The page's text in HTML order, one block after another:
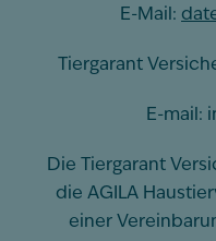
E-Mail:
Tiergarant
E-mail:
Die Tiergarant
die AGILA
einer